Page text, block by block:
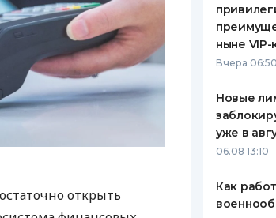
открыть
ныне
Вчера 06:50
Новые
уже в
06.08 13:10
Как